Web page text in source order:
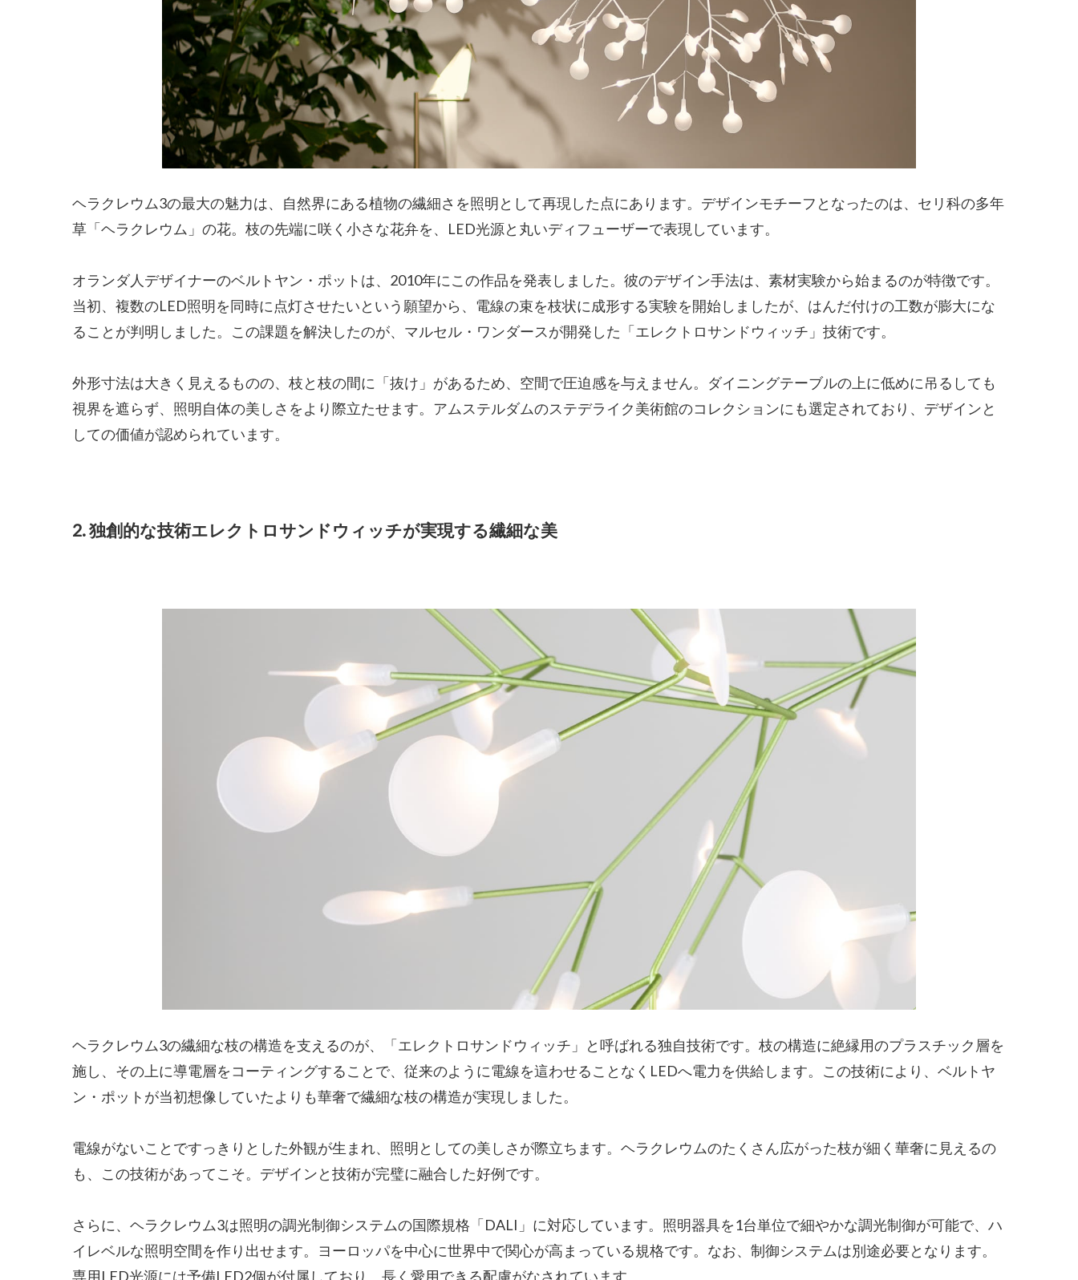
ヘラクレウム3の最大の魅力は、自然界にある植物の繊細さを照明として再現した点にあります。デザインモチーフとなったのは、セリ科の多年
草「ヘラクレウム」の花。枝の先端に咲く小さな花弁を、LED光源と丸いディフューザーで表現しています。
オランダ人デザイナーのベルトヤン・ポットは、2010年にこの作品を発表しました。彼のデザイン手法は、素材実験から始まるのが特徴です。
当初、複数のLED照明を同時に点灯させたいという願望から、電線の束を枝状に成形する実験を開始しましたが、はんだ付けの工数が膨大にな
ることが判明しました。この課題を解決したのが、マルセル・ワンダースが開発した「エレクトロサンドウィッチ」技術です。
外形寸法は大きく見えるものの、枝と枝の間に「抜け」があるため、空間で圧迫感を与えません。ダイニングテーブルの上に低めに吊るしても
視界を遮らず、照明自体の美しさをより際立たせます。アムステルダムのステデライク美術館のコレクションにも選定されており、デザインと
しての価値が認められています。
2. 独創的な技術エレクトロサンドウィッチが実現する繊細な美
ヘラクレウム3の繊細な枝の構造を支えるのが、「エレクトロサンドウィッチ」と呼ばれる独自技術です。枝の構造に絶縁用のプラスチック層を
施し、その上に導電層をコーティングすることで、従来のように電線を這わせることなくLEDへ電力を供給します。この技術により、ベルトヤ
ン・ポットが当初想像していたよりも華奢で繊細な枝の構造が実現しました。
電線がないことですっきりとした外観が生まれ、照明としての美しさが際立ちます。ヘラクレウムのたくさん広がった枝が細く華奢に見えるの
も、この技術があってこそ。デザインと技術が完璧に融合した好例です。
さらに、ヘラクレウム3は照明の調光制御システムの国際規格「DALI」に対応しています。照明器具を1台単位で細やかな調光制御が可能で、ハ
イレベルな照明空間を作り出せます。ヨーロッパを中心に世界中で関心が高まっている規格です。なお、制御システムは別途必要となります。
専用LED光源には予備LED2個が付属しており、長く愛用できる配慮がなされています。